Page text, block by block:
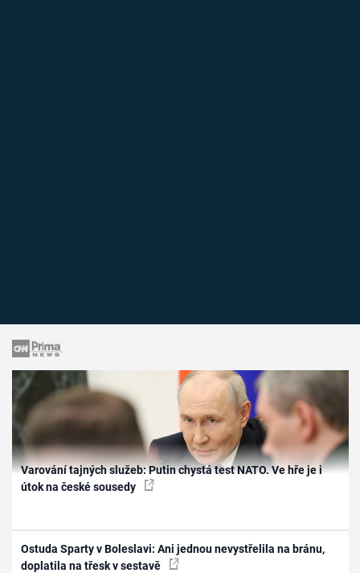
Varování tajných služeb: Putin chystá test NATO. Ve hře je i
útok na české sousedy
Ostuda Sparty v Boleslavi: Ani jednou nevystřelila na bránu,
doplatila na třesk v sestavě